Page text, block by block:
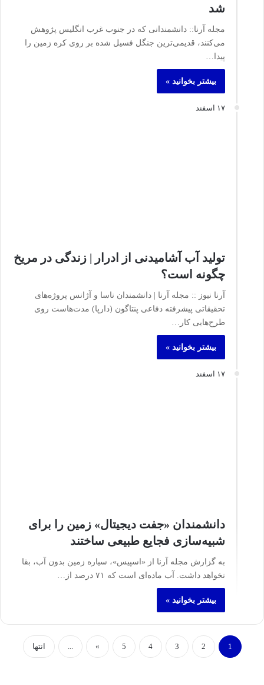
شد
مجله آرنا:: دانشمندانی که در جنوب غرب انگلیس پژوهش‌
می‌کنند، قدیمی‌ترین جنگل فسیل شده بر روی کره زمین را
پیدا…
بیشتر بخوانید »
۱۷ اسفند
تولید آب آشامیدنی از ادرار | زندگی در مریخ
چگونه است؟
آرنا نیوز :: مجله آرنا | دانشمندان ناسا و آژانس پروژه‌های
تحقیقاتی پیشرفته دفاعی پنتاگون (دارپا) مدت‌هاست روی
طرح‌هایی کار…
بیشتر بخوانید »
۱۷ اسفند
دانشمندان «جفت دیجیتال» زمین را برای
شبیه‌سازی فجایع طبیعی ساختند
به گزارش مجله آرنا از «اسپیس»، سیاره زمین بدون آب، بقا
نخواهد داشت. آب ماده‌ای است که ۷۱ درصد از…
بیشتر بخوانید »
1
2
3
4
5
» انتها